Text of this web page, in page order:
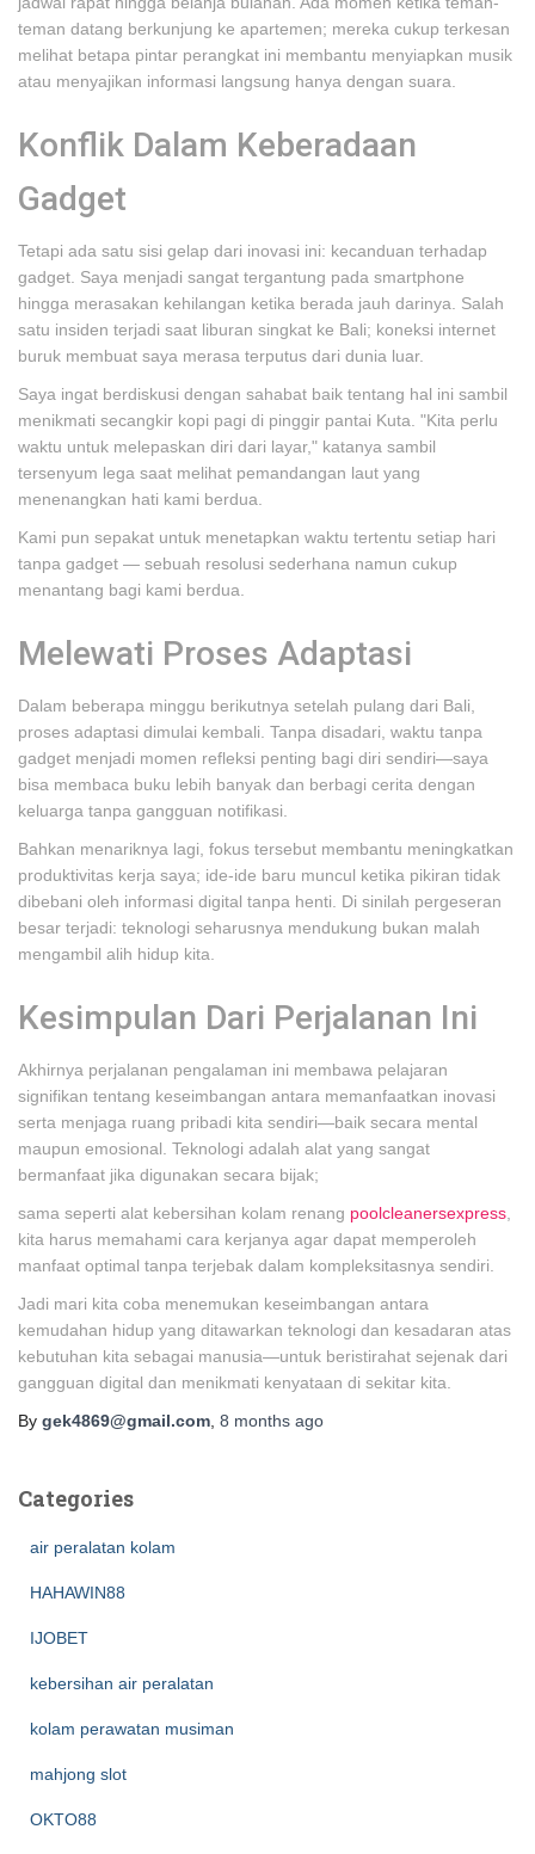
teman datang berkunjung ke apartemen; mereka cukup terkesan
melihat betapa pintar perangkat ini membantu menyiapkan musik
atau menyajikan informasi langsung hanya dengan suara.
Konflik Dalam Keberadaan
Gadget
Tetapi ada satu sisi gelap dari inovasi ini: kecanduan terhadap
gadget. Saya menjadi sangat tergantung pada smartphone
hingga merasakan kehilangan ketika berada jauh darinya. Salah
satu insiden terjadi saat liburan singkat ke Bali; koneksi internet
buruk membuat saya merasa terputus dari dunia luar.
Saya ingat berdiskusi dengan sahabat baik tentang hal ini sambil
menikmati secangkir kopi pagi di pinggir pantai Kuta. "Kita perlu
waktu untuk melepaskan diri dari layar," katanya sambil
tersenyum lega saat melihat pemandangan laut yang
menenangkan hati kami berdua.
Kami pun sepakat untuk menetapkan waktu tertentu setiap hari
tanpa gadget — sebuah resolusi sederhana namun cukup
menantang bagi kami berdua.
Melewati Proses Adaptasi
Dalam beberapa minggu berikutnya setelah pulang dari Bali,
proses adaptasi dimulai kembali. Tanpa disadari, waktu tanpa
gadget menjadi momen refleksi penting bagi diri sendiri—saya
bisa membaca buku lebih banyak dan berbagi cerita dengan
keluarga tanpa gangguan notifikasi.
Bahkan menariknya lagi, fokus tersebut membantu meningkatkan
produktivitas kerja saya; ide-ide baru muncul ketika pikiran tidak
dibebani oleh informasi digital tanpa henti. Di sinilah pergeseran
besar terjadi: teknologi seharusnya mendukung bukan malah
mengambil alih hidup kita.
Kesimpulan Dari Perjalanan Ini
Akhirnya perjalanan pengalaman ini membawa pelajaran
signifikan tentang keseimbangan antara memanfaatkan inovasi
serta menjaga ruang pribadi kita sendiri—baik secara mental
maupun emosional. Teknologi adalah alat yang sangat
bermanfaat jika digunakan secara bijak;
sama seperti alat kebersihan kolam renang poolcleanersexpress
kita harus memahami cara kerjanya agar dapat memperoleh
manfaat optimal tanpa terjebak dalam kompleksitasnya sendiri.
Jadi mari kita coba menemukan keseimbangan antara
kemudahan hidup yang ditawarkan teknologi dan kesadaran atas
kebutuhan kita sebagai manusia—untuk beristirahat sejenak dari
gangguan digital dan menikmati kenyataan di sekitar kita.
By gek4869@gmail.com 8 months ago
Categories
air peralatan kolam
HAHAWIN88
IJOBET
kebersihan air peralatan
kolam perawatan musiman
mahjong slot
OKTO88